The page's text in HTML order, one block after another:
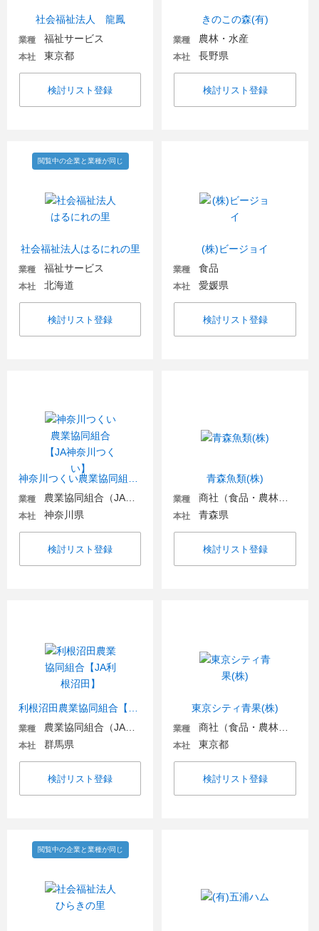
社会福祉法人 龍鳳
業種 福祉サービス
本社 東京都
検討リスト登録
きのこの森(有)
業種 農林・水産
本社 長野県
検討リスト登録
社会福祉法人はるにれの里
閲覧中の企業と業種が同じ
業種 福祉サービス
本社 北海道
検討リスト登録
(株)ビージョイ
業種 食品
本社 愛媛県
検討リスト登録
業種
本社 神奈川県
検討リスト登録
青森魚類(株)
業種
本社 青森県
検討リスト登録
業種
本社 群馬県
検討リスト登録
東京シティ青果(株)
業種
本社 東京都
検討リスト登録
閲覧中の企業と業種が同じ